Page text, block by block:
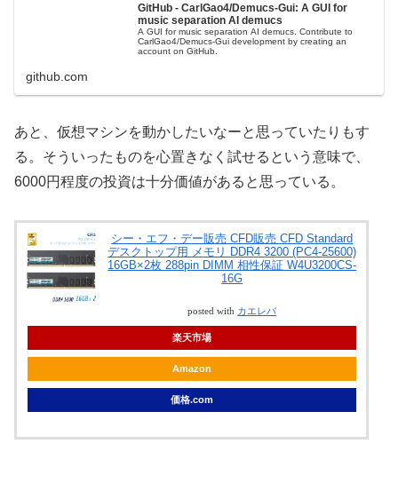
GitHub - CarlGao4/Demucs-Gui: A GUI for
music separation AI demucs
A GUI for music separation AI demucs. Contribute to
CarlGao4/Demucs-Gui development by creating an
account on GitHub.
github.com
あと、仮想マシンを動かしたいなーと思っていたりもす
る。そういったものを心置きなく試せるという意味で、
6000円程度の投資は十分価値があると思っている。
シー・エフ・デー販売 CFD販売 CFD Standard
デスクトップ用 メモリ DDR4 3200 (PC4-25600)
16GB×2枚 288pin DIMM 相性保証 W4U3200CS-
16G
posted with カエレバ
楽天市場
Amazon
価格.com